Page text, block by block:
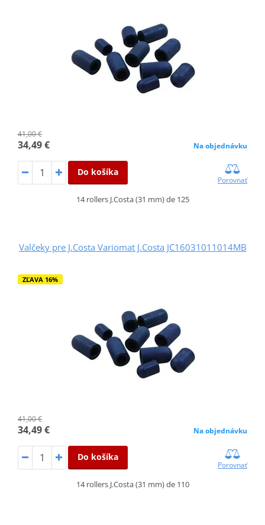
41,00 €
34,49 € Na objednávku
Do košíka
Porovnať
14 rollers J.Costa (31 mm) de 125
Valčeky pre J.Costa Variomat J.Costa JC16031011014MB
ZĽAVA 16%
41,00 €
34,49 € Na objednávku
Do košíka
Porovnať
14 rollers J.Costa (31 mm) de 110